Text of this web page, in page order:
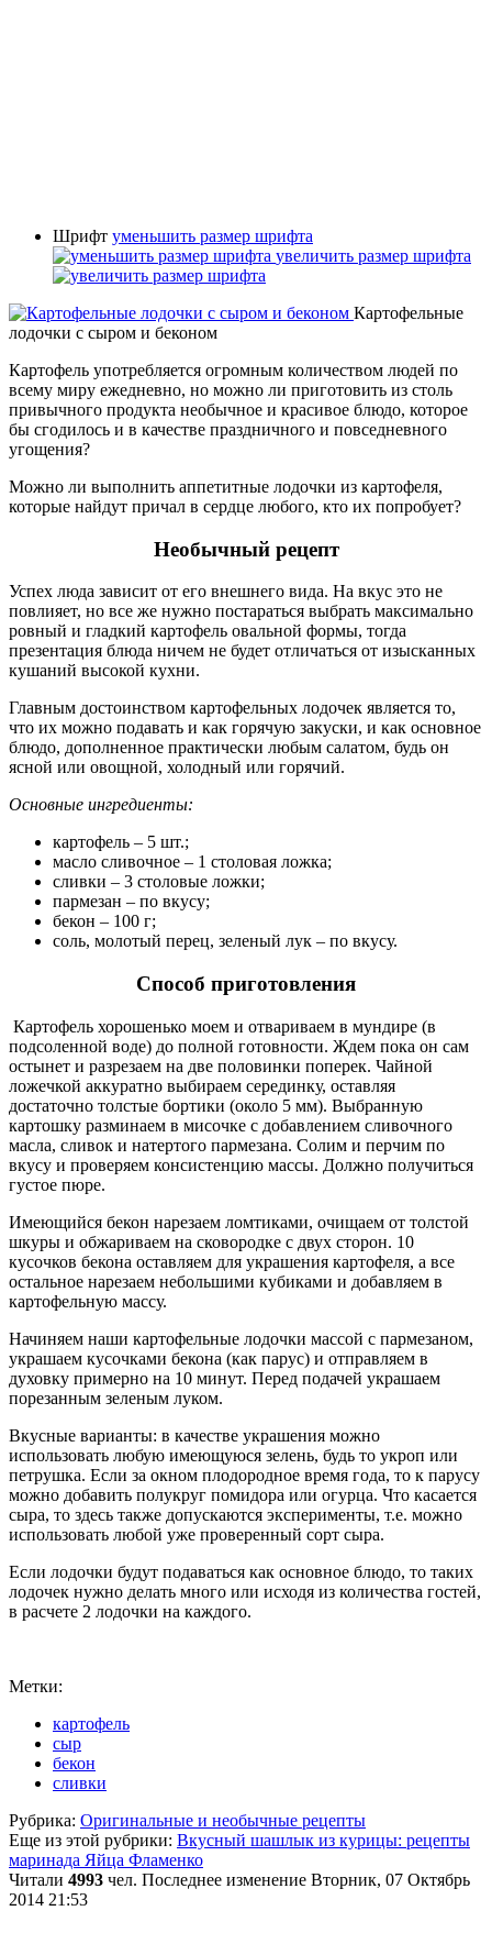
Шрифт уменьшить размер шрифта
увеличить размер шрифта
Картофельные
лодочки с сыром и беконом
Картофель употребляется огромным количеством людей по
всему миру ежедневно, но можно ли приготовить из столь
привычного продукта необычное и красивое блюдо, которое
бы сгодилось и в качестве праздничного и повседневного
угощения?
Можно ли выполнить аппетитные лодочки из картофеля,
которые найдут причал в сердце любого, кто их попробует?
Необычный рецепт
Успех люда зависит от его внешнего вида. На вкус это не
повлияет, но все же нужно постараться выбрать максимально
ровный и гладкий картофель овальной формы, тогда
презентация блюда ничем не будет отличаться от изысканных
кушаний высокой кухни.
Главным достоинством картофельных лодочек является то,
что их можно подавать и как горячую закуски, и как основное
блюдо, дополненное практически любым салатом, будь он
ясной или овощной, холодный или горячий.
Основные ингредиенты:
картофель – 5 шт.;
масло сливочное – 1 столовая ложка;
сливки – 3 столовые ложки;
пармезан – по вкусу;
бекон – 100 г;
соль, молотый перец, зеленый лук – по вкусу.
Способ приготовления
Картофель хорошенько моем и отвариваем в мундире (в
подсоленной воде) до полной готовности. Ждем пока он сам
остынет и разрезаем на две половинки поперек. Чайной
ложечкой аккуратно выбираем серединку, оставляя
достаточно толстые бортики (около 5 мм). Выбранную
картошку разминаем в мисочке с добавлением сливочного
масла, сливок и натертого пармезана. Солим и перчим по
вкусу и проверяем консистенцию массы. Должно получиться
густое пюре.
Имеющийся бекон нарезаем ломтиками, очищаем от толстой
шкуры и обжариваем на сковородке с двух сторон. 10
кусочков бекона оставляем для украшения картофеля, а все
остальное нарезаем небольшими кубиками и добавляем в
картофельную массу.
Начиняем наши картофельные лодочки массой с пармезаном,
украшаем кусочками бекона (как парус) и отправляем в
духовку примерно на 10 минут. Перед подачей украшаем
порезанным зеленым луком.
Вкусные варианты: в качестве украшения можно
использовать любую имеющуюся зелень, будь то укроп или
петрушка. Если за окном плодородное время года, то к парусу
можно добавить полукруг помидора или огурца. Что касается
сыра, то здесь также допускаются эксперименты, т.е. можно
использовать любой уже проверенный сорт сыра.
Если лодочки будут подаваться как основное блюдо, то таких
лодочек нужно делать много или исходя из количества гостей,
в расчете 2 лодочки на каждого.
Метки:
картофель
сыр
бекон
сливки
Рубрика: Оригинальные и необычные рецепты
Еще из этой рубрики: Вкусный шашлык из курицы: рецепты
маринада Яйца Фламенко
Читали 4993 чел. Последнее изменение Вторник, 07 Октябрь
2014 21:53